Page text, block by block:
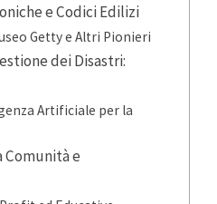
e Codici Edilizi
Getty e Altri Pionieri
dei Disastri:
Artificiale per la
e